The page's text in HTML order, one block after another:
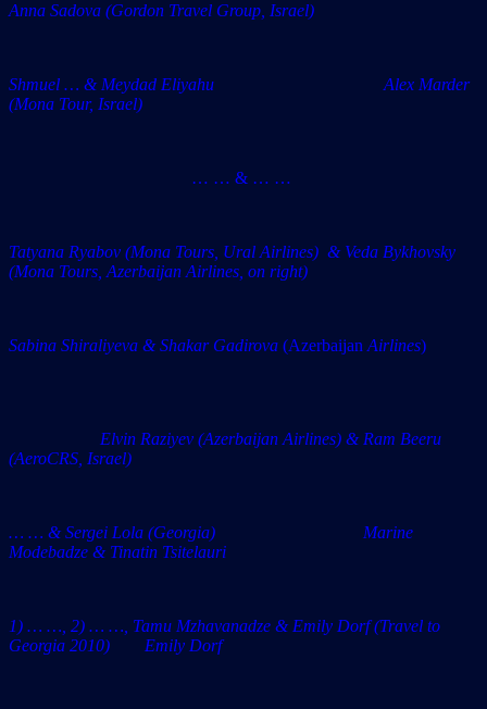
Anna Sadova (Gordon Travel Group, Israel)
Shmuel … & Meydad Eliyahu Alex Marder
(Mona Tour, Israel)
… … & … …
Tatyana Ryabov (Mona Tours, Ural Airlines) & Veda Bykhovsky
(Mona Tours, Azerbaijan Airlines, on right)
Sabina Shiraliyeva & Shakar Gadirova (Azerbaijan Airlines)
Elvin Raziyev (Azerbaijan Airlines) & Ram Beeru
(AeroCRS, Israel)
… … & Sergei Lola (Georgia) Marine
Modebadze & Tinatin Tsitelauri
1) … …, 2) … …, Tamu Mzhavanadze & Emily Dorf (Travel to
Georgia 2010)
Emily Dorf